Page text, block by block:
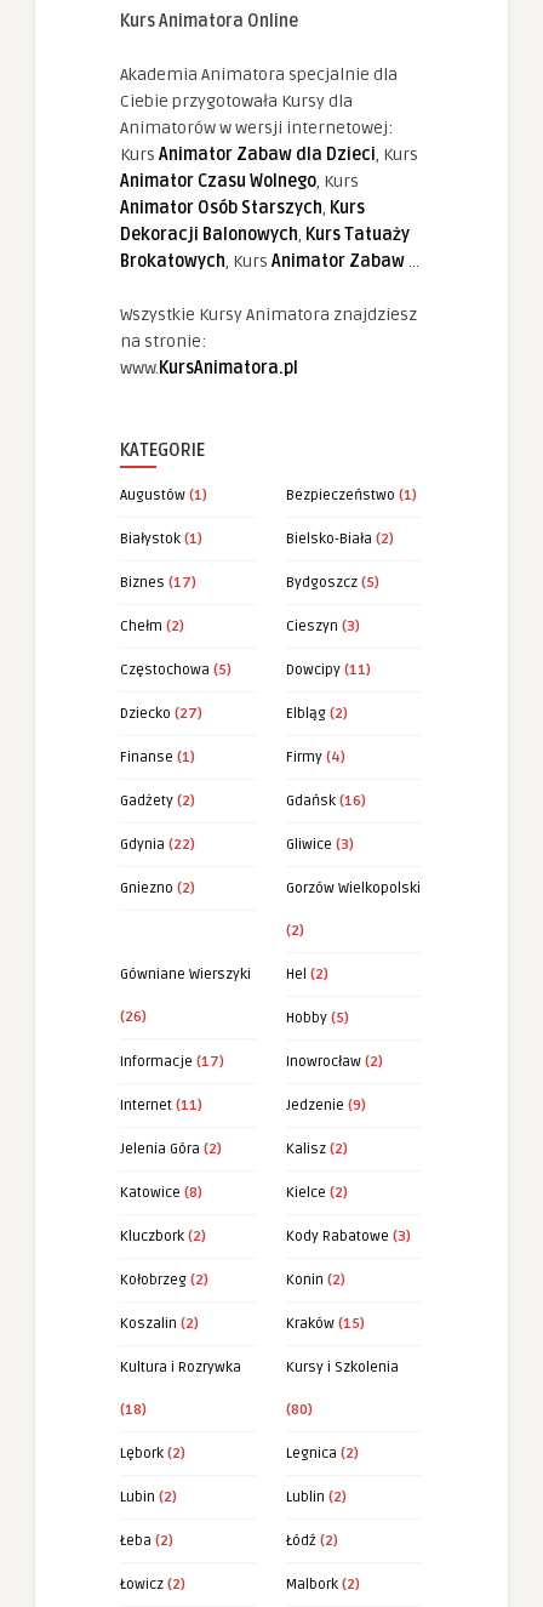
Kurs Animatora Online
Akademia Animatora specjalnie dla
Ciebie przygotowała Kursy dla
Animatorów w wersji internetowej:
Kurs Animator Zabaw dla Dzieci, Kurs
Animator Czasu Wolnego, Kurs
Animator Osób Starszych, Kurs
Dekoracji Balonowych, Kurs Tatuaży
Brokatowych, Kurs Animator Zabaw...
Wszystkie Kursy Animatora znajdziesz
na stronie:
www.KursAnimatora.pl
KATEGORIE
Augustów (1) Bezpieczeństwo (1)
Białystok (1) Bielsko-Biała (2)
Biznes (17) Bydgoszcz (5)
Chełm (2) Cieszyn (3)
Częstochowa (5) Dowcipy (11)
Dziecko (27) Elbląg (2)
Finanse (1) Firmy (4)
Gadżety (2) Gdańsk (16)
Gdynia (22) Gliwice (3)
Gniezno (2) Gorzów Wielkopolski
(2)
Gówniane Wierszyki
(26)
Hel (2)
Hobby (5)
Informacje (17) Inowrocław (2)
Internet (11) Jedzenie (9)
Jelenia Góra (2) Kalisz (2)
Katowice (8) Kielce (2)
Kluczbork (2) Kody Rabatowe (3)
Kołobrzeg (2) Konin (2)
Koszalin (2) Kraków (15)
Kultura i Rozrywka
(18)
Kursy i Szkolenia
(80)
Lębork (2) Legnica (2)
Lubin (2) Lublin (2)
Łeba (2) Łódź (2)
Łowicz (2) Malbork (2)